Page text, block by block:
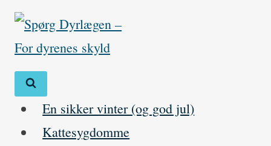
Skip
content
En sikker vinter (og god jul)
Kattesygdomme